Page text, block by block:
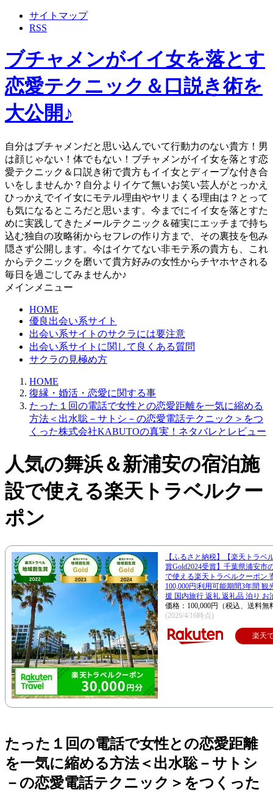
サイトマップ
RSS
ブチャメンがイイ女を落とす
恋愛テクニック＆口説き術を
大公開♪
自分はブチャメンだと思い込んでいて行動力のない貴方！男
は顔じゃない！体でもない！ブチャメンがイイ女を落とす恋
愛テクニック＆口説き術で貴方もイイ女とディープな付き合
いをしませんか？自分よりイケて無いお笑い芸人がとっかえ
ひっかえでイイ女にモテル理由やヤリまくる理由は？とって
も気になるところだと思います。今までにイイ女を落とすた
めに実践してきたメールテクニック＆確実にエッチまで持ち
込む独自の攻略術からセフレの作り方まで、その裏技を包み
隠さず公開します。今はイケてない非モテ系の貴方も、これ
からテクニックを磨いて貴方好みの女性からチヤホヤされる
毎日を過ごしてみませんか♪
メインメニュー
HOME
優良出会い系サイト
出会い系サイトのサクラには要注意
出会い系サイトに関して良くある質問
サクラの見極め方
HOME
復縁・婚活・恋愛に関する事
たった１回の電話で女性との恋愛距離を一気に縮める
方法＜出水聡－サトシ－の恋愛電話テクニック＞をつ
くった株式会社KABUTOの真実！ネタバレとレビュー
人気の舞浜＆新浦安の宿泊施
設で使える楽天トラベルクー
ポン
【ふるさと納税】【楽天トラベ
賞Gold2024受賞】千葉県浦安市
で使える楽天トラベルクーポン
100,000円|利用可能期間3年間 観
援 国内旅行 返礼 返礼品 泊り お
価格：100,000円（税込、送料無
(2026/4/16時点)
楽天
たった１回の電話で女性との恋愛距離
を一気に縮める方法＜出水聡－サトシ
－の恋愛電話テクニック＞をつくった